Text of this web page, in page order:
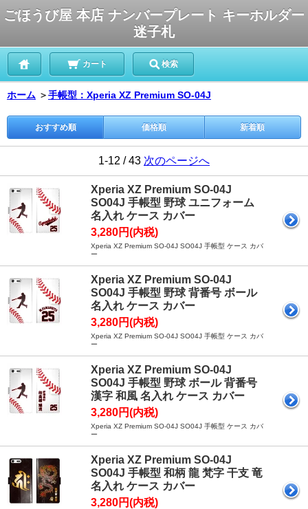
ごほうび屋 本店 ナンバープレート キーホルダー
迷子札
カート 検索
ホーム ＞手帳型：Xperia XZ Premium SO-04J
おすすめ順 価格順 新着順
1-12 / 43 次のページへ
Xperia XZ Premium SO-04J
SO04J 手帳型 野球 ユニフォーム
名入れ ケース カバー
3,280円(内税)
Xperia XZ Premium SO-04J SO04J 手帳型 ケース カバ
ー
Xperia XZ Premium SO-04J
SO04J 手帳型 野球 背番号 ボール
名入れ ケース カバー
3,280円(内税)
Xperia XZ Premium SO-04J SO04J 手帳型 ケース カバ
ー
Xperia XZ Premium SO-04J
SO04J 手帳型 野球 ボール 背番号
漢字 和風 名入れ ケース カバー
3,280円(内税)
Xperia XZ Premium SO-04J SO04J 手帳型 ケース カバ
ー
Xperia XZ Premium SO-04J
SO04J 手帳型 和柄 龍 梵字 干支 竜
名入れ ケース カバー
3,280円(内税)